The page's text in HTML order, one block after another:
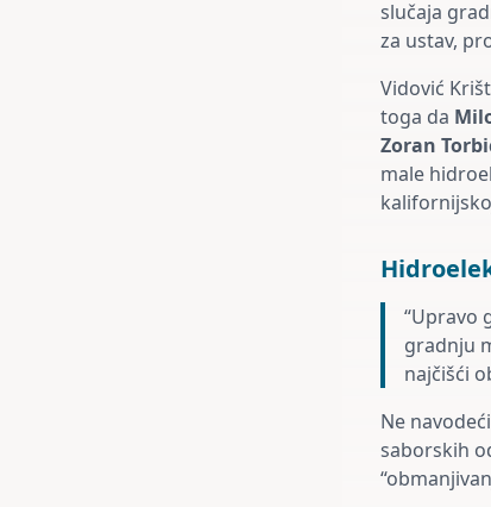
slučaja
za ustav,
Vidović
toga da
Zoran
male
“Upravo
gradnju
najčišći
Ne
saborskih